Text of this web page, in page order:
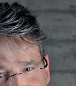
ha raggiunto